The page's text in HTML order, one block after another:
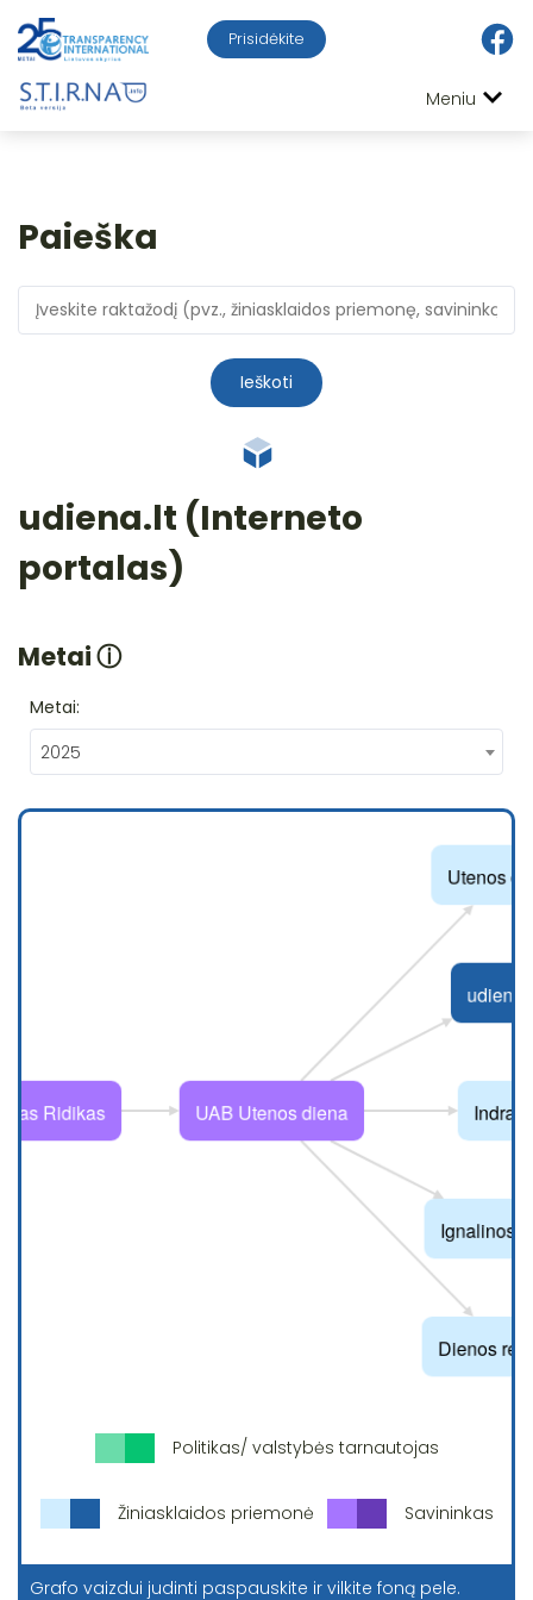
Prisidėkite
Meniu
Paieška
Ieškoti
udiena.lt (Interneto
portalas)
Metaiⓘ
Metai:
2025
Politikas/ valstybės tarnautojas
Žiniasklaidos priemonė Savininkas
Grafo vaizdui judinti paspauskite ir vilkite foną pele.